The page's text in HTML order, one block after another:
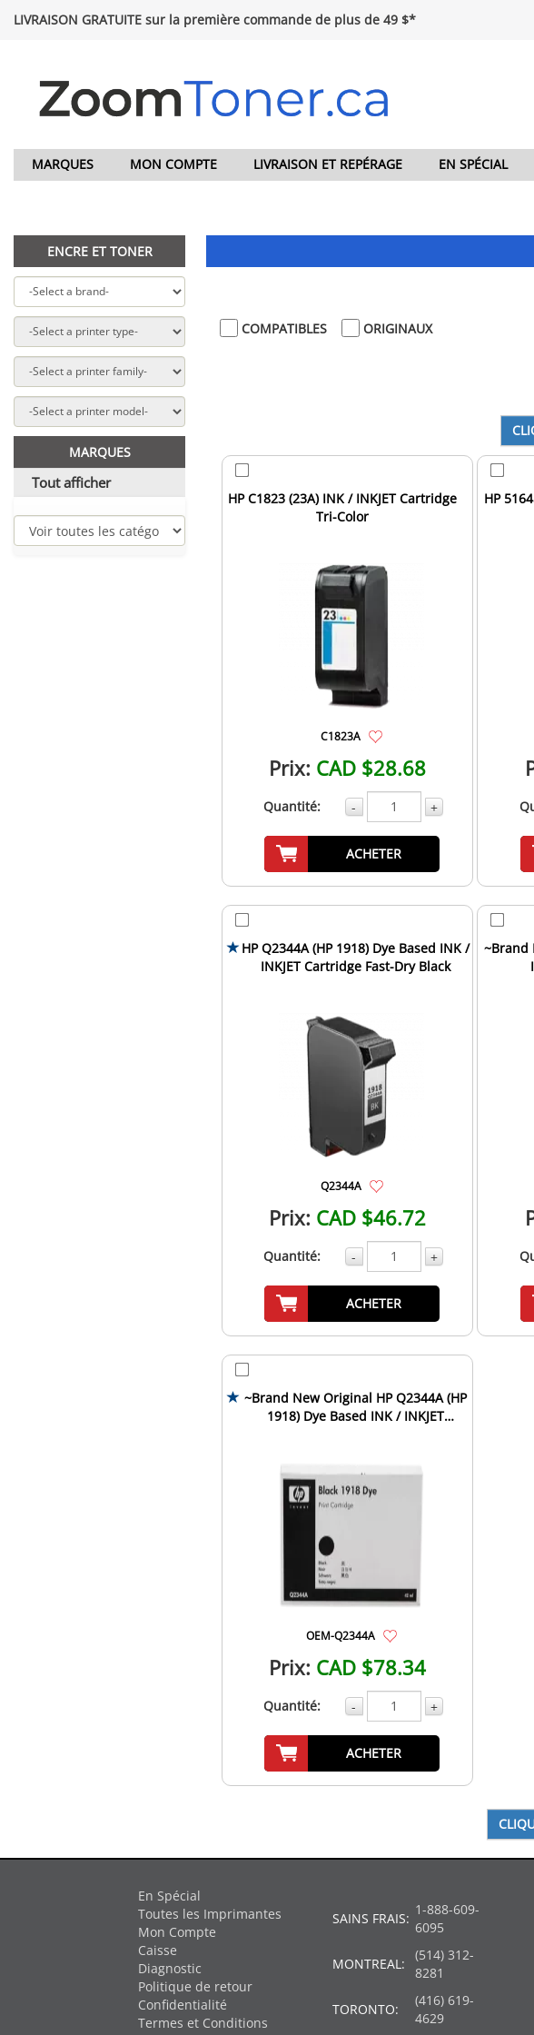
LIVRAISON GRATUITE sur la première commande de plus de 49 $*
MARQUES MON COMPTE LIVRAISON ET REPÉRAGE EN SPÉCIAL
ENCRE ET TONER
MARQUES
Tout afficher
COMPATIBLES ORIGINAUX
HP C1823 (23A) INK / INKJET Cartridge
Tri-Color
C1823A
Prix: CAD $28.68
Quantité: - +
ACHETER
HP
HP Q2344A (HP 1918) Dye Based INK /
INKJET Cartridge Fast-Dry Black
Q2344A
Prix: CAD $46.72
Quantité: - +
ACHETER
~Brand
~Brand New Original HP Q2344A (HP
1918) Dye Based INK / INKJET
OEM-Q2344A
Prix: CAD $78.34
Quantité: - +
ACHETER
En Spécial
Toutes les Imprimantes
Mon Compte
Caisse
Diagnostic
Politique de retour
Confidentialité
Termes et Conditions
SAINS FRAIS:
1-888-609-
6095
MONTREAL:
(514) 312-
8281
TORONTO:
(416) 619-
4629